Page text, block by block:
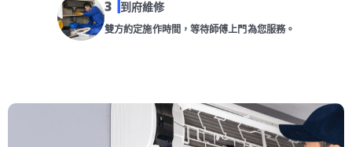
到府維修
雙方約定施作時間，等待師傅上門為您服務。